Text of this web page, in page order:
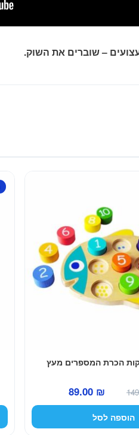
– שוברים את השוק.
הכרת המספרים מעץ
המחיר
המקורי
היה:
89.00 ₪
המחיר
הנוכחי
הוספה לסל